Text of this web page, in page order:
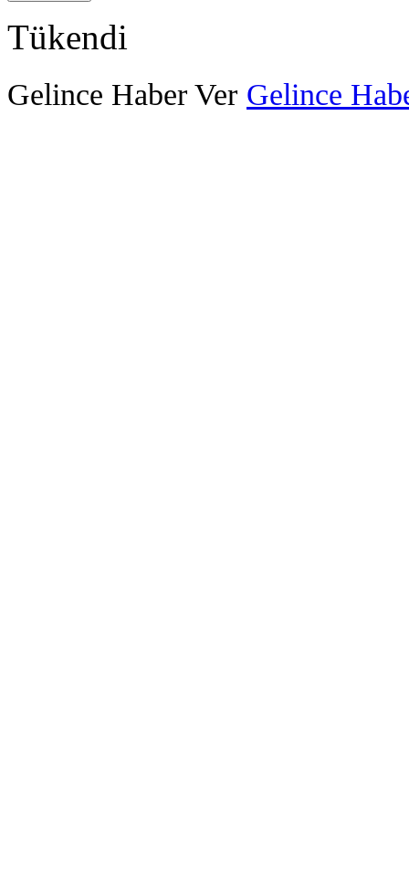
Tükendi
Gelince Haber Ver Gelince